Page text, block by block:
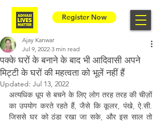
Register Now
पक्के घरों के बनाने के बाद भी आदिवासी अपने
मिट्टी के घरों की महत्वता को भूलें नहीं हैं
Ajay Kanwar
Jul 9, 2022 3 min read
Updated: Jul 13, 2022
अत्यधिक धूप से बचने के लिए लोग तरह तरह की चीज़ों
का उपयोग करते रहते हैं, जैसे कि कूलर, पंखे, ऐ.सी.
जिससे घर को ठंडा रखा जा सके, और इस साल तो